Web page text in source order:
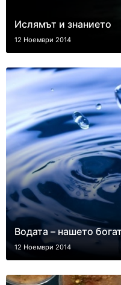
Ислямът и знанието
12 Ноември 2014
Водата – нашето
12 Ноември 2014